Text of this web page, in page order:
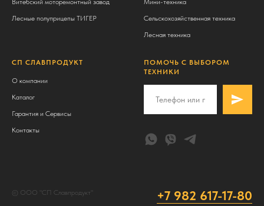
Лесные полуприцепы ТИГЕР
Сельскохозяйственная техника
Лесная техника
СП СЛАВПРОДУКТ
О компании
Каталог
Гарантия и Сервисы
Контакты
ПОМОЧЬ С ВЫБОРОМ
ТЕХНИКИ
© ООО "СП Славпродукт" +7 982 617-17-80